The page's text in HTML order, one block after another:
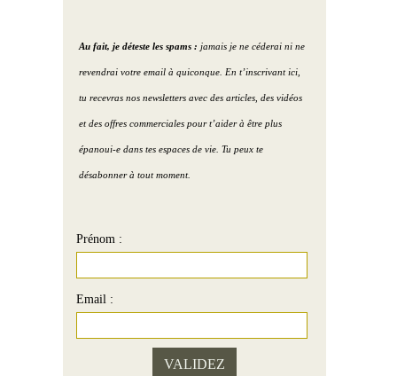
Au fait, je déteste les spams : jamais je ne céderai ni ne
revendrai votre email à quiconque. En t’inscrivant ici,
tu recevras nos newsletters avec des articles, des vidéos
et des offres commerciales pour t’aider à être plus
épanoui-e dans tes espaces de vie. Tu peux te
désabonner à tout moment.
Prénom :
Email :